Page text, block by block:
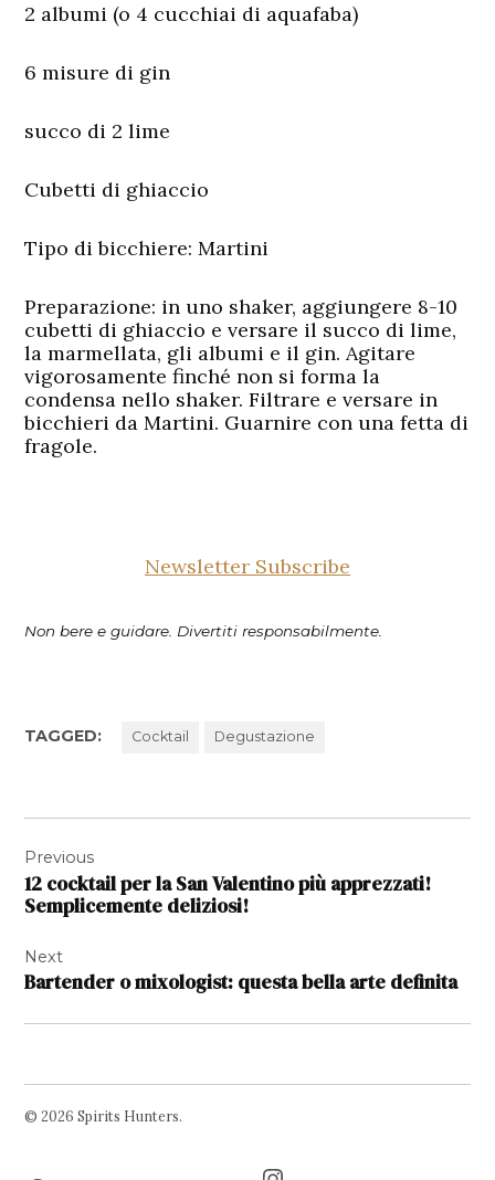
2 albumi (o 4 cucchiai di aquafaba)
6 misure di gin
succo di 2 lime
Cubetti di ghiaccio
Tipo di bicchiere: Martini
Preparazione: in uno shaker, aggiungere 8-10
cubetti di ghiaccio e versare il succo di lime,
la marmellata, gli albumi e il gin. Agitare
vigorosamente finché non si forma la
condensa nello shaker. Filtrare e versare in
bicchieri da Martini. Guarnire con una fetta di
fragole.
Newsletter Subscribe
Non bere e guidare. Divertiti responsabilmente.
TAGGED: Cocktail Degustazione
articoli
Previous
12 cocktail per la San Valentino più apprezzati!
Semplicemente deliziosi!
Next
Bartender o mixologist: questa bella arte definita
© 2026 Spirits Hunters.